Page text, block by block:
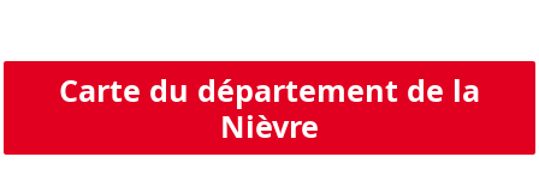
Carte du département de la
Nièvre